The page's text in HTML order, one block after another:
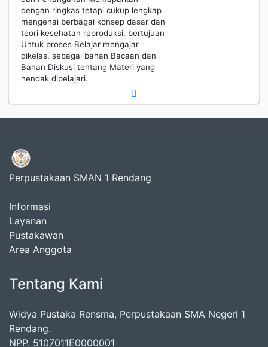
dengan ringkas tetapi cukup lengkap
mengenai berbagai konsep dasar dan
teori kesehatan reproduksi, bertujuan
Untuk proses Belajar mengajar
dikelas, sebagai bahan Bacaan dan
Bahan Diskusi tentang Materi yang
hendak dipelajari.
Perpustakaan SMAN 1 Rendang
Informasi
Layanan
Pustakawan
Area Anggota
Tentang Kami
Widya Pustaka Rensma, Perpustakaan SMA Negeri 1
Rendang.
NPP. 5107011E0000001